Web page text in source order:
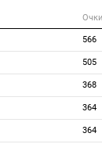
Очки
566
505
368
364
364